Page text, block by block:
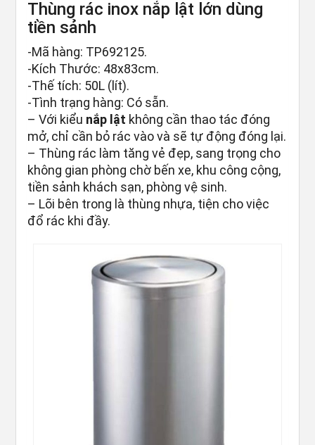
Thùng rác inox nắp lật lớn dùng
tiền sảnh
-Mã hàng: TP692125.
-Kích Thước: 48x83cm.
-Thế tích: 50L (lít).
-Tình trạng hàng: Có sẵn.
– Với kiểu nắp lật không cần thao tác đóng
mở, chỉ cần bỏ rác vào và sẽ tự động đóng lại.
– Thùng rác làm tăng vẻ đẹp, sang trọng cho
không gian phòng chờ bến xe, khu công cộng,
tiền sảnh khách sạn, phòng vệ sinh.
– Lõi bên trong là thùng nhựa, tiện cho việc
đổ rác khi đầy.